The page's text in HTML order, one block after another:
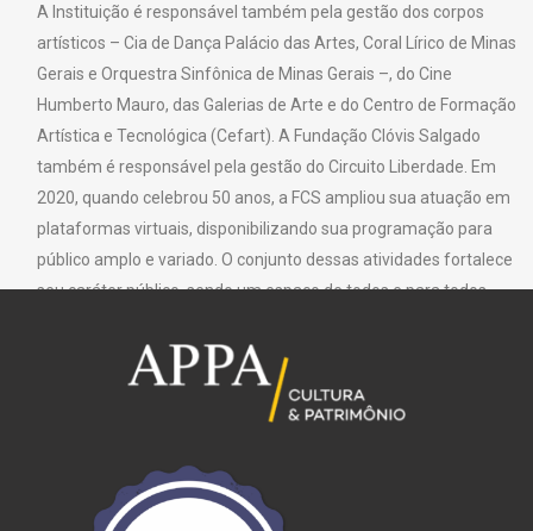
A Instituição é responsável também pela gestão dos corpos
artísticos – Cia de Dança Palácio das Artes, Coral Lírico de Minas
Gerais e Orquestra Sinfônica de Minas Gerais –, do Cine
Humberto Mauro, das Galerias de Arte e do Centro de Formação
Artística e Tecnológica (Cefart). A Fundação Clóvis Salgado
também é responsável pela gestão do Circuito Liberdade. Em
2020, quando celebrou 50 anos, a FCS ampliou sua atuação em
plataformas virtuais, disponibilizando sua programação para
público amplo e variado. O conjunto dessas atividades fortalece
seu caráter público, sendo um espaço de todos e para todos.
Texto: Fundação Clóvis Salgado